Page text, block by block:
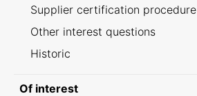
Supplier certification procedure
Other interest questions
Historic
Of interest